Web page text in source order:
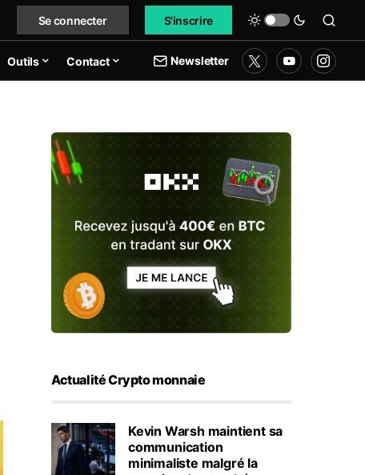
Se connecter S'inscrire
Outils Contact Newsletter
Actualité Crypto monnaie
Kevin Warsh maintient sa
communication
minimaliste malgré la